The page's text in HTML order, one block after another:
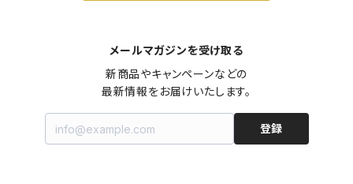
メールマガジンを受け取る
新商品やキャンペーンなどの
最新情報をお届けいたします。
登録